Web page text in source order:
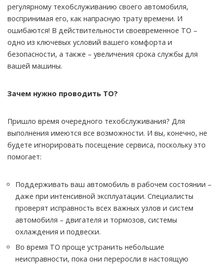
регулярному техобслуживанию своего автомобиля,
воспринимая его, как напрасную трату времени. И
ошибаются! В действительности своевременное ТО –
одно из ключевых условий вашего комфорта и
безопасности, а также – увеличения срока службы для
вашей машины.
Зачем нужно проводить ТО?
Пришло время очередного техобслуживания? Для
выполнения имеются все возможности. И вы, конечно, не
будете игнорировать посещение сервиса, поскольку это
помогает:
Поддерживать ваш автомобиль в рабочем состоянии –
даже при интенсивной эксплуатации. Специалисты
проверят исправность всех важных узлов и систем
автомобиля – двигателя и тормозов, системы
охлаждения и подвески.
Во время ТО проще устранить небольшие
неисправности, пока они переросли в настоящую